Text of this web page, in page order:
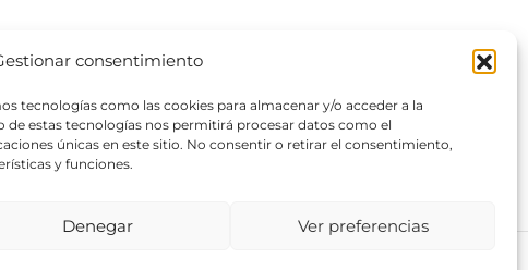
consentimiento
tecnologías como las cookies para almacenar y/o acceder a la
estas tecnologías nos permitirá procesar datos como el
únicas en este sitio. No consentir o retirar el consentimiento,
y funciones.
Denegar Ver preferencias